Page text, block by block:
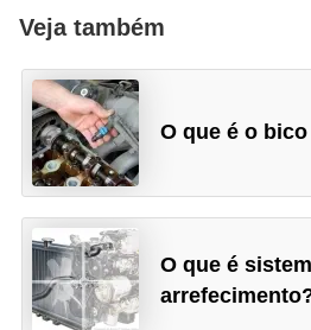
Veja também
O que é o
O que é